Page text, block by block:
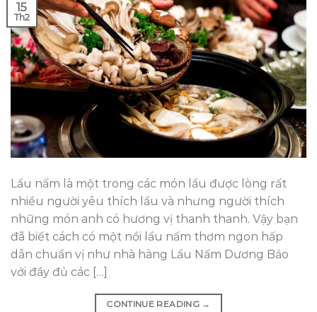
15
Th2
Lẩu nấm là một trong các món lẩu được lòng rất
nhiều người yêu thích lẩu và nhưng người thích
những món anh có hương vị thanh thanh. Vậy bạn
đã biết cách có một nồi lẩu nấm thơm ngon hấp
dẫn chuẩn vị như nhà hàng Lẩu Nấm Dương Bảo
với đầy đủ các […]
CONTINUE READING →